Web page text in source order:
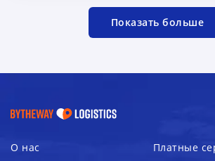
приобретает получение статуса
предприятия, который позволяет
ключевых специалистов и
Показать больше
О нас Платные